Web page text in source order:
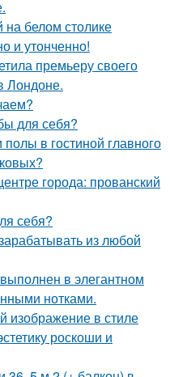
на белом столике
и утонченно!
премьеру своего
Лондоне.
для себя?
в гостиной главного
города: прованский
себя?
из любой
в элегантном
нотками.
изображение в стиле
роскоши и